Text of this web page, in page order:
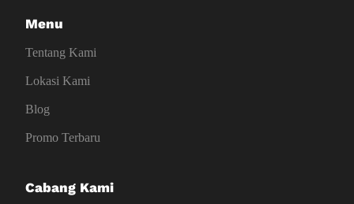
Menu
Tentang Kami
Lokasi Kami
Blog
Promo Terbaru
Cabang Kami